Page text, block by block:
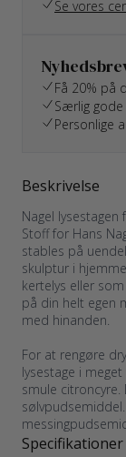
Se vores
Få 20% på
Særlig
Personlige
Beskrivelse
Nagel
Stoff for Hans
stables på
skulptur i
kertelys eller
på din helt egen
med hinanden.
For at rengøre
lysestage i
smule
Specifikationer